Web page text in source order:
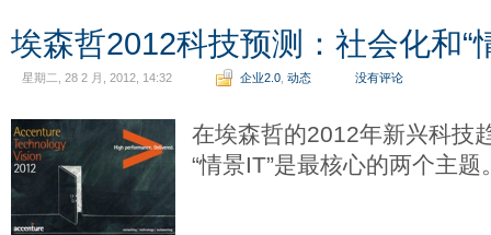
埃森哲2012科技预测：社会化和“
星期二, 28 2 月, 2012, 14:32 企业2.0 动态 没有评论
在埃森哲的2012年新兴科技
“情景IT”是最核心的两个主